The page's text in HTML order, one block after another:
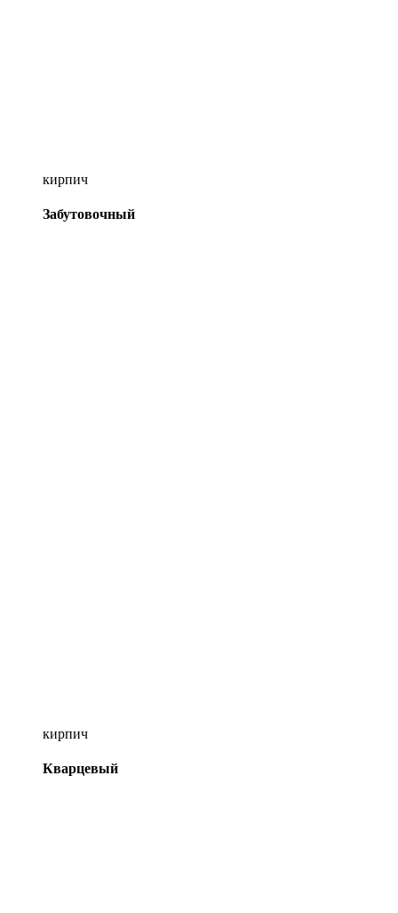
кирпич
Забутовочный
кирпич
Кварцевый